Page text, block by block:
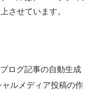
させています。
ログ記事の自動生成
ルメディア投稿の作